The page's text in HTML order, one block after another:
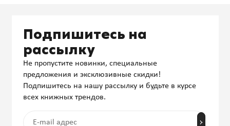
Подпишитесь на
рассылку
Не пропустите новинки, специальные
предложения и эксклюзивные скидки!
Подпишитесь на нашу рассылку и будьте в курсе
всех книжных трендов.